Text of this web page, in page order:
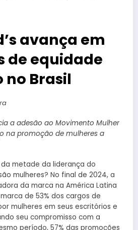
avança em
de equidade
no Brasil
a adesão ao Movimento Mulher
na promoção de mulheres a
metade da liderança do
mulheres? No final de 2024, a
da marca na América Latina
de 53% dos cargos de
mulheres em seus escritórios e
seu compromisso com a
período, 57% das promoções